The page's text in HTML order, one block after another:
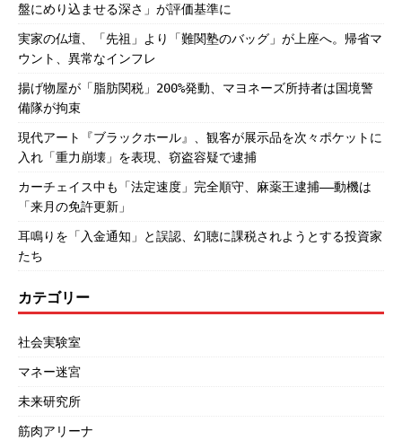
盤にめり込ませる深さ」が評価基準に
実家の仏壇、「先祖」より「難関塾のバッグ」が上座へ。帰省マ
ウント、異常なインフレ
揚げ物屋が「脂肪関税」200%発動、マヨネーズ所持者は国境警
備隊が拘束
現代アート『ブラックホール』、観客が展示品を次々ポケットに
入れ「重力崩壊」を表現、窃盗容疑で逮捕
カーチェイス中も「法定速度」完全順守、麻薬王逮捕――動機は
「来月の免許更新」
耳鳴りを「入金通知」と誤認、幻聴に課税されようとする投資家
たち
カテゴリー
社会実験室
マネー迷宮
未来研究所
筋肉アリーナ